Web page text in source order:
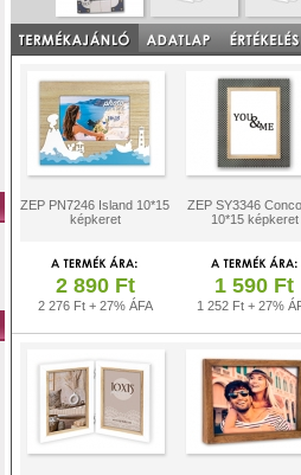
ZEP PN7246 Island 10*15
képkeret
ZEP SY3346
10*15 képkeret
2 890 Ft
2 276 Ft + 27% ÁFA
1 590 Ft
1 252 Ft + 27%